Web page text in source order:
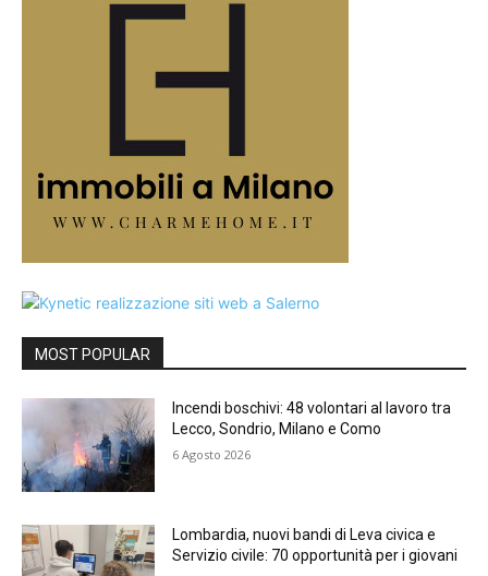
MOST POPULAR
Incendi boschivi: 48 volontari al lavoro tra
Lecco, Sondrio, Milano e Como
6 Agosto 2026
Lombardia, nuovi bandi di Leva civica e
Servizio civile: 70 opportunità per i giovani